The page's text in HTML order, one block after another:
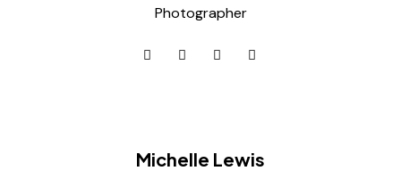
Photographer
Michelle Lewis